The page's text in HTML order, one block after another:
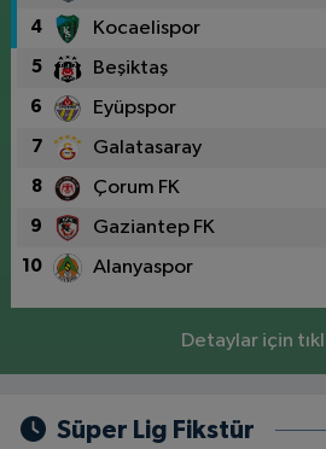
4 Kocaelispor
5 Beşiktaş
6 Eyüpspor
7 Galatasaray
8 Çorum FK
9 Gaziantep FK
10 Alanyaspor
Detaylar için
Süper Lig Fikstür